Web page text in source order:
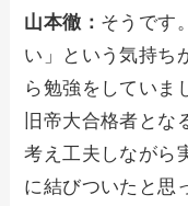
山本徹： そうです
い」という気持ち
ら勉強をしていま
旧帝大合格者とな
考え工夫しながら
に結びついたと思